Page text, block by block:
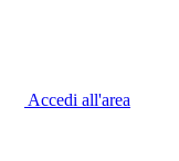
Accedi all'area